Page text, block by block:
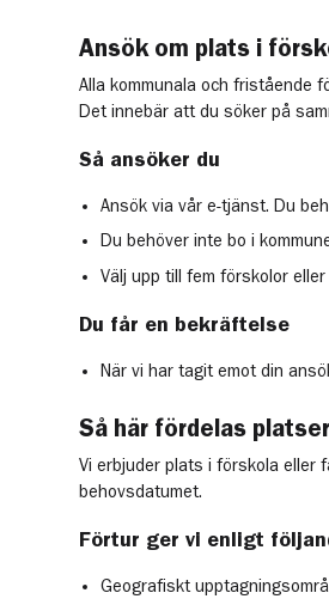
Ansök om plats i
Alla kommunala och fristående
Det innebär att du söker på
Så ansöker du
Ansök via vår e-tjänst. Du
Du behöver inte bo i
Välj upp till fem förskolor eller
Du får en bekräftelse
När vi har tagit emot din
Så här fördelas
Vi erbjuder plats i förskola eller
behovsdatumet.
Förtur ger vi enligt
Geografiskt